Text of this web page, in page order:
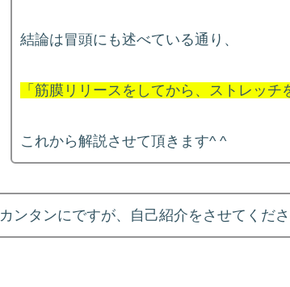
結論は冒頭にも述べている通り、
「筋膜リリースをしてから、ストレッチ
これから解説させて頂きます^ ^
カンタンにですが、自己紹介をさせてくださ